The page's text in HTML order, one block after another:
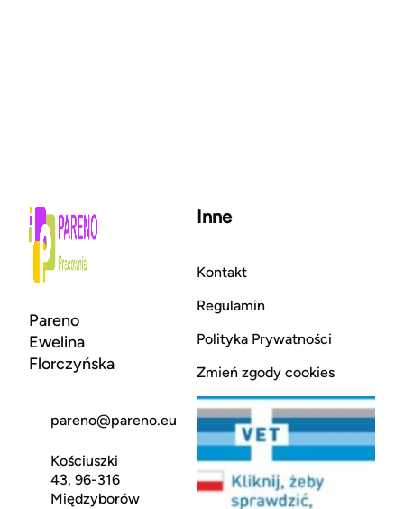
Pareno
Ewelina
Florczyńska
pareno@pareno.eu
Kościuszki
43, 96-316
Międzyborów
Inne
Kontakt
Regulamin
Polityka Prywatności
Zmień zgody cookies